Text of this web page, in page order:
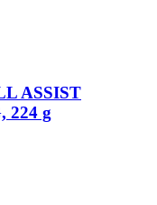
ASSIST
224 g